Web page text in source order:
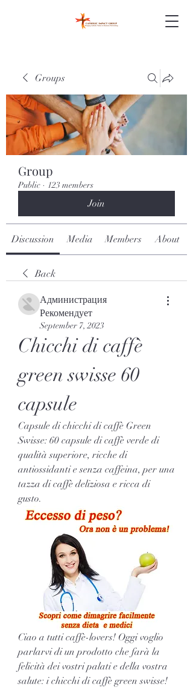
Groups
Group
Public · 123 members
Join
Discussion Media Members About
Back
Администрация
Рекомендует
September 7, 2023
Chicchi di caffè
green swisse 60
capsule
Capsule di chicchi di caffè Green
Swisse: 60 capsule di caffè verde di
qualità superiore, ricche di
antiossidanti e senza caffeina, per una
tazza di caffè deliziosa e ricca di
gusto.
Ciao a tutti caffè-lovers! Oggi voglio
parlarvi di un prodotto che farà la
felicità dei vostri palati e della vostra
salute: i chicchi di caffè green swisse!